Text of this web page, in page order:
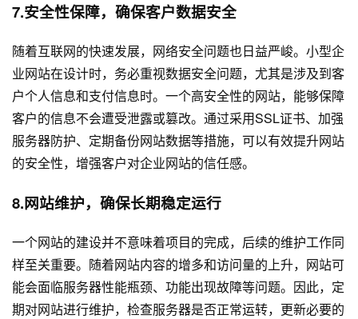
7.安全性保障，确保客户数据安全
随着互联网的快速发展，网络安全问题也日益严峻。小型企
业网站在设计时，务必重视数据安全问题，尤其是涉及到客
户个人信息和支付信息时。一个高安全性的网站，能够保障
客户的信息不会遭受泄露或篡改。通过采用SSL证书、加强
服务器防护、定期备份网站数据等措施，可以有效提升网站
的安全性，增强客户对企业网站的信任感。
8.网站维护，确保长期稳定运行
一个网站的建设并不意味着项目的完成，后续的维护工作同
样至关重要。随着网站内容的增多和访问量的上升，网站可
能会面临服务器性能瓶颈、功能出现故障等问题。因此，定
期对网站进行维护，检查服务器是否正常运转，更新必要的